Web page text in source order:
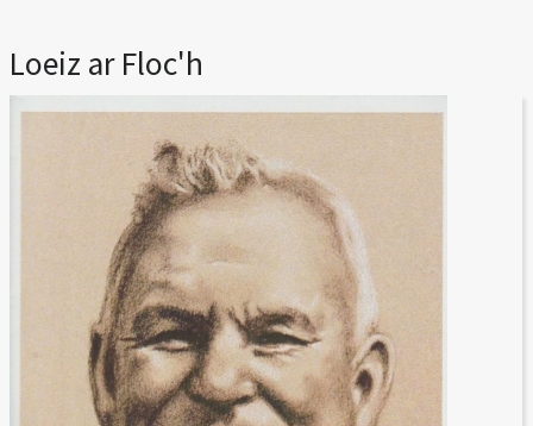
Loeiz ar Floc'h